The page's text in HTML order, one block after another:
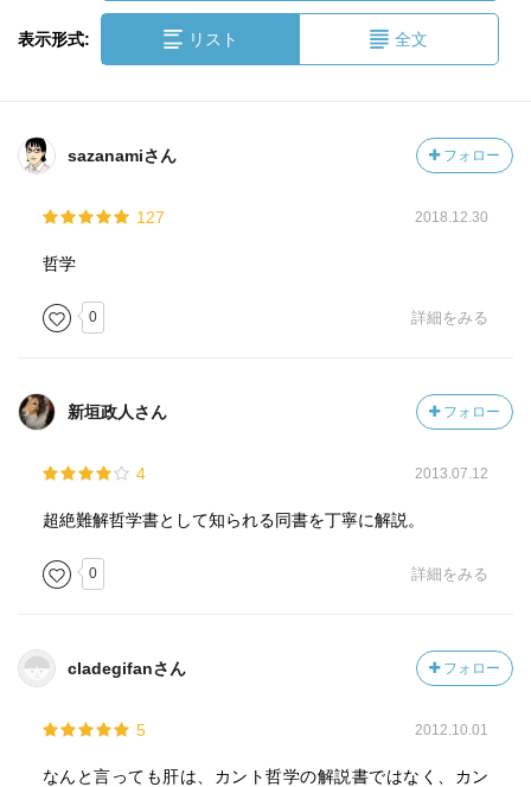
表示形式: リスト 全文
sazanamiさん フォロー
127 2018.12.30
哲学
0 詳細をみる
新垣政人さん フォロー
4 2013.07.12
超絶難解哲学書として知られる同書を丁寧に解説。
0 詳細をみる
cladegifanさん フォロー
5 2012.10.01
なんと言っても肝は、カント哲学の解説書ではなく、カン